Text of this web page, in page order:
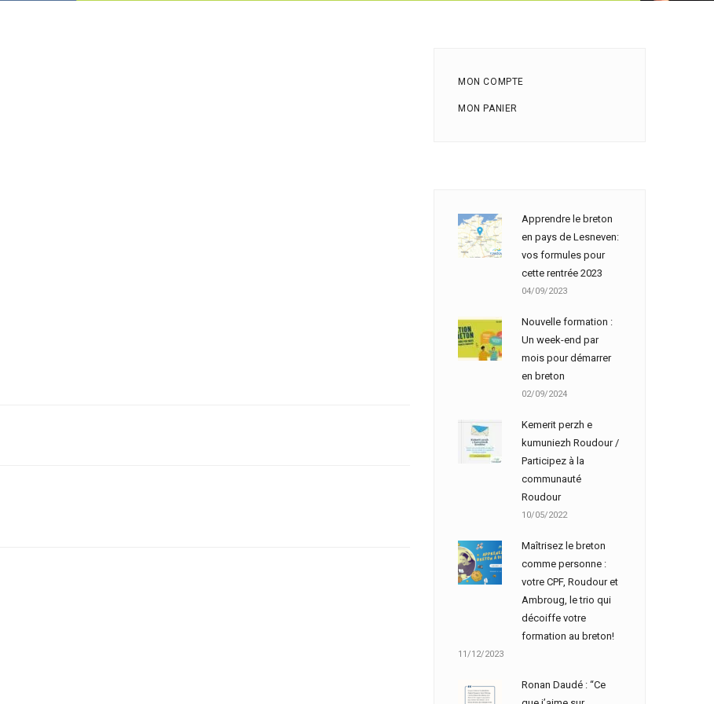
MON COMPTE
MON PANIER
Apprendre le breton
en pays de Lesneven:
vos formules pour
cette rentrée 2023
04/09/2023
Nouvelle formation :
Un week-end par
mois pour démarrer
en breton
02/09/2024
Kemerit perzh e
kumuniezh Roudour /
Participez à la
communauté
Roudour
10/05/2022
Maîtrisez le breton
comme personne :
votre CPF, Roudour et
Ambroug, le trio qui
décoiffe votre
formation au breton!
11/12/2023
Ronan Daudé : “Ce